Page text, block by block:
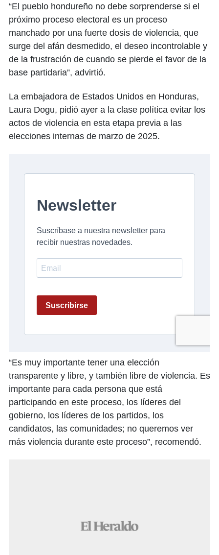
“El pueblo hondureño no debe sorprenderse si el
próximo proceso electoral es un proceso
manchado por una fuerte dosis de violencia, que
surge del afán desmedido, el deseo incontrolable y
de la frustración de cuando se pierde el favor de la
base partidaria”, advirtió.
La embajadora de Estados Unidos en Honduras,
Laura Dogu, pidió ayer a la clase política evitar los
actos de violencia en esta etapa previa a las
elecciones internas de marzo de 2025.
“Es muy importante tener una elección
transparente y libre, y también libre de violencia. Es
importante para cada persona que está
participando en este proceso, los líderes del
gobierno, los líderes de los partidos, los
candidatos, las comunidades; no queremos ver
más violencia durante este proceso”, recomendó.